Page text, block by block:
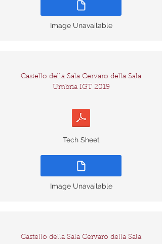
Image Unavailable
Castello della Sala Cervaro della Sala
Umbria IGT 2019
Tech Sheet
Image Unavailable
Castello della Sala Cervaro della Sala